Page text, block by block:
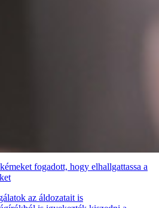
fogadott, hogy elhallgattassa a
az áldozatait is